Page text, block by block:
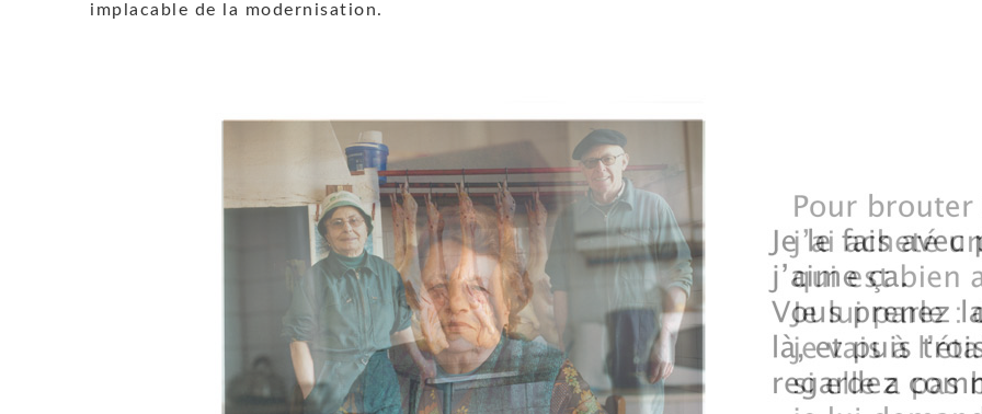
implacable de la modernisation.